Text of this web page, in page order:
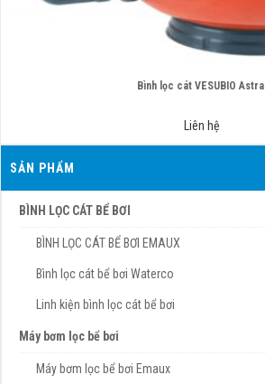
Bình lọc cát VESUBIO Astral
Liên hệ
SẢN PHẨM
BÌNH LỌC CÁT BỂ BƠI
BÌNH LỌC CÁT BỂ BƠI EMAUX
Bình lọc cát bể bơi Waterco
Linh kiện bình lọc cát bể bơi
Máy bơm lọc bể bơi
Máy bơm lọc bể bơi Emaux